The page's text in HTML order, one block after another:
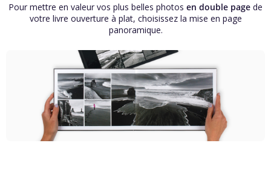
Pour mettre en valeur vos plus belles photos en double page de
votre livre ouverture à plat, choisissez la mise en page
panoramique.